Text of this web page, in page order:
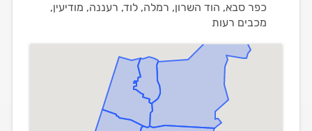
כפר סבא, הוד השרון, רמלה, לוד, רעננה, מודיעין,
מכבים רעות